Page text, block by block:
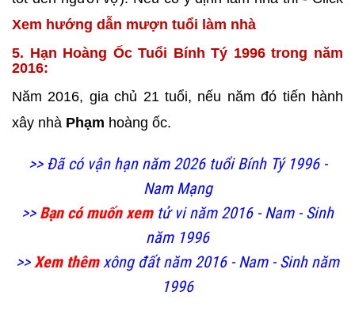
Xem hướng dẫn mượn tuổi làm nhà
5. Hạn Hoàng Ốc Tuổi Bính Tý 1996 trong năm
2016:
Năm 2016, gia chủ 21 tuổi, nếu năm đó tiến hành
xây nhà Phạm hoàng ốc.
>> Đã có vận hạn năm 2026 tuổi Bính Tý 1996 -
Nam Mạng
>> Bạn có muốn xemtử vi năm 2016 - Nam - Sinh
năm 1996
>>Xem thêmxông đất năm 2016 - Nam - Sinh năm
1996